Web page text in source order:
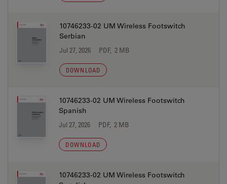
10746233-02 UM Wireless Footswitch
Serbian
Jul 27, 2026 PDF, 2 MB
DOWNLOAD
10746233-02 UM Wireless Footswitch
Spanish
Jul 27, 2026 PDF, 2 MB
DOWNLOAD
10746233-02 UM Wireless Footswitch